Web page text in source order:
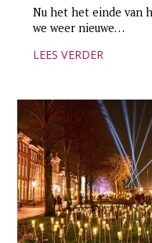
Nu het het einde van
we weer nieuwe…
LEES VERDER